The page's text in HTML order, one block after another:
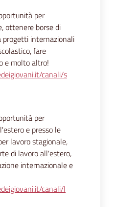
per
ottenere borse di
progetti internazionali
fare
e molto altro!
canali/s
per
e presso le
lavoro stagionale,
di lavoro all'estero,
internazionale e
canali/l